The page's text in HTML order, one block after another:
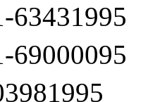
63431995
69000095